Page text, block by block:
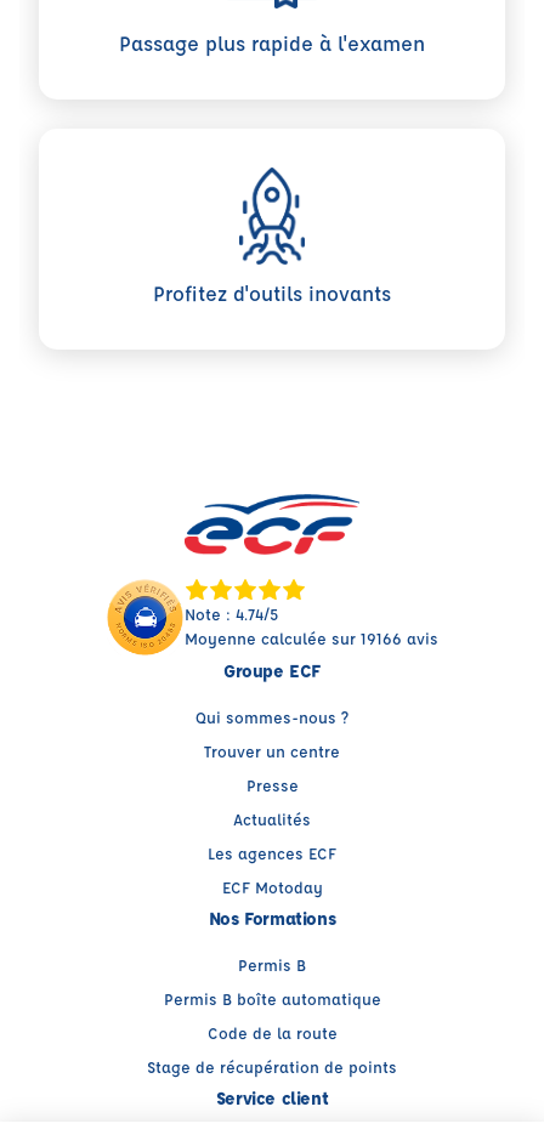
Passage plus rapide à l'examen
Profitez d'outils inovants
Note : 4.74/5
Moyenne calculée sur 19166 avis
Groupe ECF
Qui sommes-nous ?
Trouver un centre
Presse
Actualités
Les agences ECF
ECF Motoday
Nos Formations
Permis B
Permis B boîte automatique
Code de la route
Stage de récupération de points
Service client